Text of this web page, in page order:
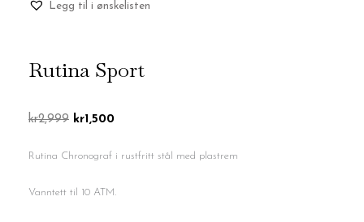
Legg til i ønskelisten
Rutina Sport
kr2,999 Opprinnelig
var:
kr1,500
er:
Rutina Chronograf i rustfritt stål med plastrem
Vanntett til 10 ATM.